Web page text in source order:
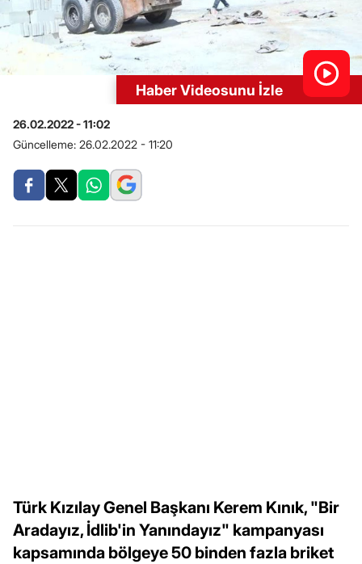
Haber Videosunu İzle
26.02.2022 - 11:02
Güncelleme: 26.02.2022 - 11:20
Türk Kızılay Genel Başkanı Kerem Kınık, "Bir
Aradayız, İdlib'in Yanındayız" kampanyası
kapsamında bölgeye 50 binden fazla briket